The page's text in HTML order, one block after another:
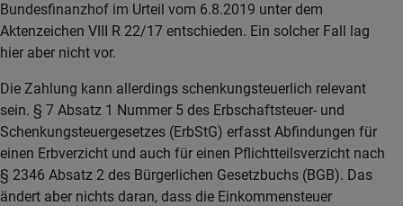
Bundesfinanzhof im Urteil vom 6.8.2019 unter dem
Aktenzeichen VIII R 22/17 entschieden. Ein solcher Fall lag
hier aber nicht vor.
Die Zahlung kann allerdings schenkungsteuerlich relevant
sein. § 7 Absatz 1 Nummer 5 des Erbschaftsteuer- und
Schenkungsteuergesetzes (ErbStG) erfasst Abfindungen für
einen Erbverzicht und auch für einen Pflichtteilsverzicht nach
§ 2346 Absatz 2 des Bürgerlichen Gesetzbuchs (BGB). Das
ändert aber nichts daran, dass die Einkommensteuer